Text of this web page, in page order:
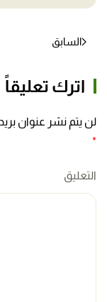
السابق
اترك تعليقاً
لن يتم نشر عنوان
*
التعليق